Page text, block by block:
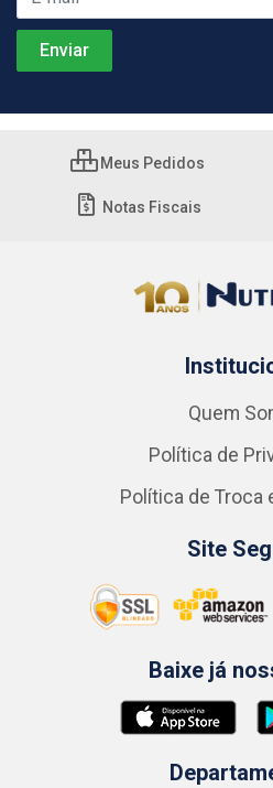
Meus Pedidos
Notas Fiscais
Quem
Política de
Política de Troca
Site
Baixe já